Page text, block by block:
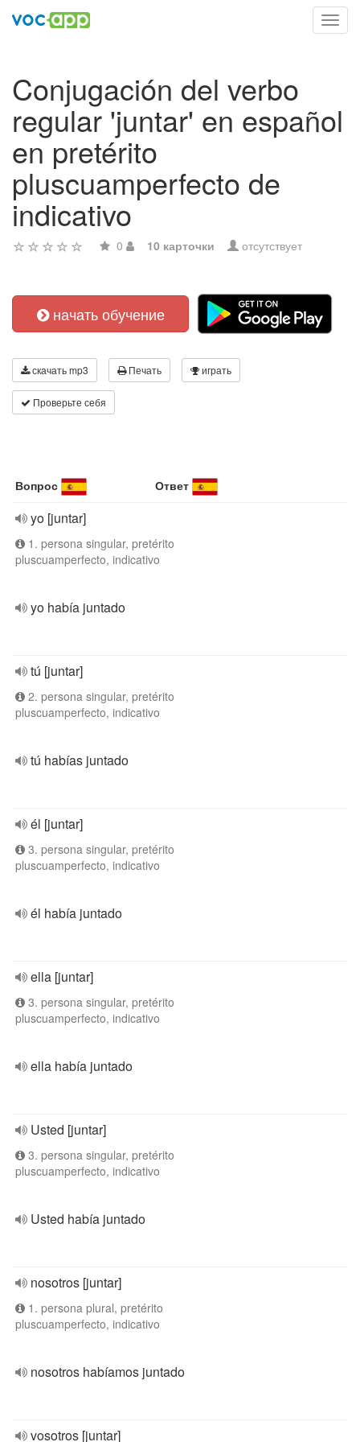
Conjugación del verbo
regular 'juntar' en español
en pretérito
pluscuamperfecto de
indicativo
0 10 карточки отсутствует
начать обучение
скачать mp3 Печать играть
Проверьте себя
Вопрос Ответ
yo [juntar]
1. persona singular, pretérito
pluscuamperfecto, indicativo
yo había juntado
tú [juntar]
2. persona singular, pretérito
pluscuamperfecto, indicativo
tú habías juntado
él [juntar]
3. persona singular, pretérito
pluscuamperfecto, indicativo
él había juntado
ella [juntar]
3. persona singular, pretérito
pluscuamperfecto, indicativo
ella había juntado
Usted [juntar]
3. persona singular, pretérito
pluscuamperfecto, indicativo
Usted había juntado
nosotros [juntar]
1. persona plural, pretérito
pluscuamperfecto, indicativo
nosotros habíamos juntado
vosotros [juntar]